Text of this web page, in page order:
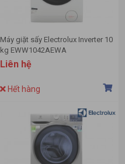
Máy giặt sấy Electrolux Inverter 10
kg EWW1042AEWA
Liên hệ
Hết hàng